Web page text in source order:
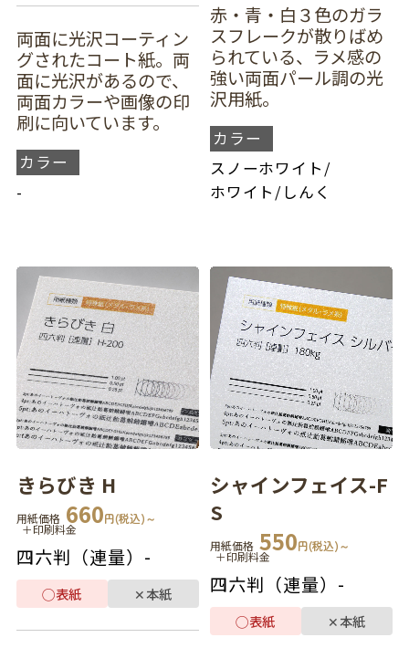
両面に光沢コーティン
グされたコート紙。両
面に光沢があるので、
両面カラーや画像の印
刷に向いています。
カラー
-
赤・青・白３色のガラ
スフレークが散りばめ
られている、ラメ感の
強い両面パール調の光
沢用紙。
カラー
スノーホワイト /
ホワイト / しんく
きらびき H
用紙価格 660円(税込)～
＋印刷料金
四六判（連量） -
◯表紙 ✕本紙
シャインフェイス-F
S
用紙価格 550円(税込)～
＋印刷料金
四六判（連量） -
◯表紙 ✕本紙